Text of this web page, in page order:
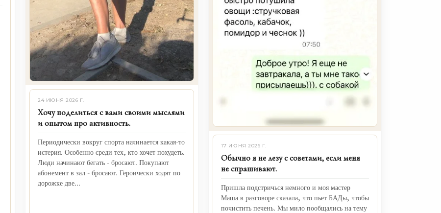
24 ИЮНЯ 2026 Г.
Хочу поделиться с вами своими мыслями
и опытом про активность.
Периодически вокруг спорта начинается какая-то
истерия. Особенно среди тех, кто хочет похудеть.
Люди начинают бегать - бросают. Покупают
абонемент в зал - бросают. Героически ходят по
дорожке две...
17 ИЮНЯ 2026 Г.
Обычно я не лезу с советами, если меня
не спрашивают.
Пришла подстричься немного и моя мастер
Маша в разговоре сказала, что пьет БАДы, чтобы
почистить печень. Мы мило пообщались на тему